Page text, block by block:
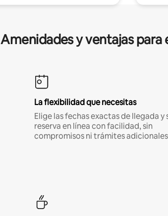
Amenidades y ventajas para
La flexibilidad que necesitas
Elige las fechas exactas de llegada y
reserva en línea con facilidad, sin
compromisos ni trámites